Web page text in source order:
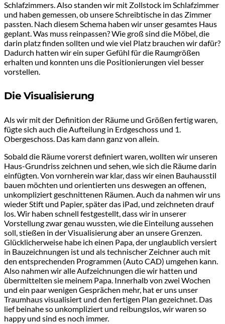
Schlafzimmers. Also standen wir mit Zollstock im Schlafzimmer
und haben gemessen, ob unsere Schreibtische in das Zimmer
passten. Nach diesem Schema haben wir unser gesamtes Haus
geplant. Was muss reinpassen? Wie groß sind die Möbel, die
darin platz finden sollten und wie viel Platz brauchen wir dafür?
Dadurch hatten wir ein super Gefühl für die Raumgrößen
erhalten und konnten uns die Positionierungen viel besser
vorstellen.
Die Visualisierung
Als wir mit der Definition der Räume und Größen fertig waren,
fügte sich auch die Aufteilung in Erdgeschoss und 1.
Obergeschoss. Das kam dann ganz von allein.
Sobald die Räume vorerst definiert waren, wollten wir unseren
Haus-Grundriss zeichnen und sehen, wie sich die Räume darin
einfügten. Von vornherein war klar, dass wir einen Bauhausstil
bauen möchten und orientierten uns deswegen an offenen,
unkompliziert geschnittenen Räumen. Auch da nahmen wir uns
wieder Stift und Papier, später das iPad, und zeichneten drauf
los. Wir haben schnell festgestellt, dass wir in unserer
Vorstellung zwar genau wussten, wie die Einteilung aussehen
soll, stießen in der Visualisierung aber an unsere Grenzen.
Glücklicherweise habe ich einen Papa, der unglaublich versiert
in Bauzeichnungen ist und als technischer Zeichner auch mit
den entsprechenden Programmen (Auto CAD) umgehen kann.
Also nahmen wir alle Aufzeichnungen die wir hatten und
übermittelten sie meinem Papa. Innerhalb von zwei Wochen
und ein paar wenigen Gesprächen mehr, hat er uns unser
Traumhaus visualisiert und den fertigen Plan gezeichnet. Das
lief beinahe so unkompliziert und reibungslos, wir waren so
happy und sind es noch immer.